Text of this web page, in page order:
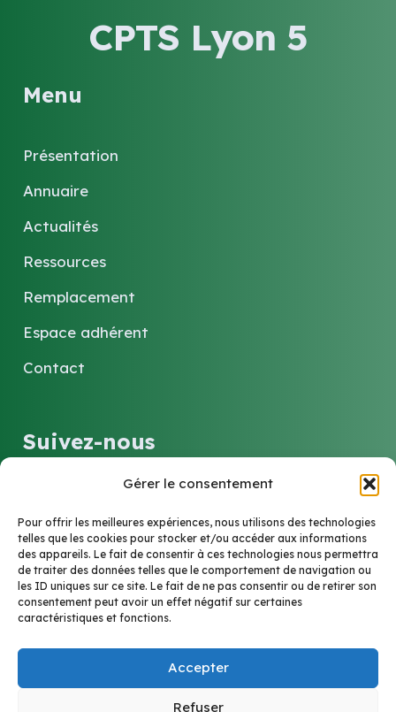
Gérer le consentement
Pour offrir les meilleures expériences, nous utilisons des technologies
telles que les cookies pour stocker et/ou accéder aux informations
des appareils. Le fait de consentir à ces technologies nous permettra
de traiter des données telles que le comportement de navigation ou
les ID uniques sur ce site. Le fait de ne pas consentir ou de retirer son
consentement peut avoir un effet négatif sur certaines
caractéristiques et fonctions.
Accepter
Refuser
CPTS Lyon 5
Menu
Présentation
Annuaire
Actualités
Ressources
Remplacement
Espace adhérent
Contact
Suivez-nous
Contact
6 Rue Marie-Louise et Anne-Marie Soucelier
cptslyon5@gmail.com